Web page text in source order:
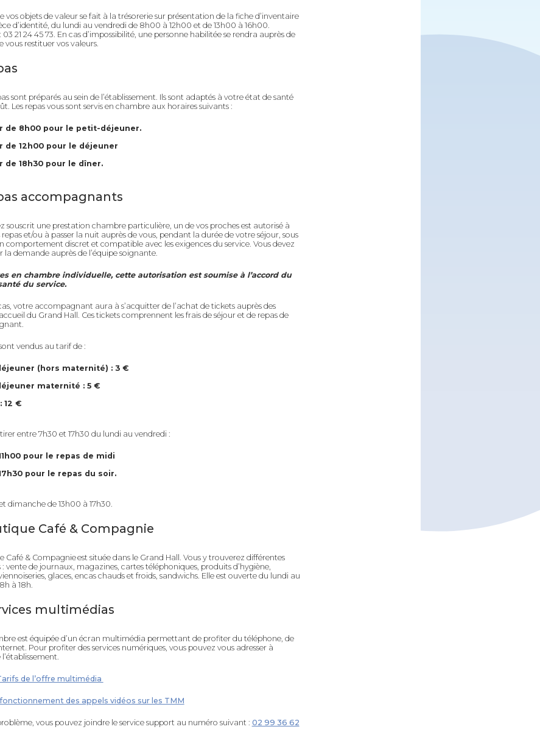
vos objets de valeur se fait à la trésorerie sur présentation de la fiche d’inventaire
d’identité, du lundi au vendredi de 8h00 à 12h00 et de 13h00 à 16h00.
03 21 24 45 73. En cas d’impossibilité, une personne habilitée se rendra auprès de
vous restituer vos valeurs.
sont préparés au sein de l’établissement. Ils sont adaptés à votre état de santé
Les repas vous sont servis en chambre aux horaires suivants :
de 8h00 pour le petit-déjeuner.
de 12h00 pour le déjeuner
de 18h30 pour le dîner.
accompagnants
souscrit une prestation chambre particulière, un de vos proches est autorisé à
repas et/ou à passer la nuit auprès de vous, pendant la durée de votre séjour, sous
comportement discret et compatible avec les exigences du service. Vous devez
la demande auprès de l’équipe soignante.
en chambre individuelle, cette autorisation est soumise à l’accord du
du service.
votre accompagnant aura à s’acquitter de l’achat de tickets auprès des
du Grand Hall. Ces tickets comprennent les frais de séjour et de repas de
vendus au tarif de :
(hors maternité) : 3 €
maternité : 5 €
12 €
entre 7h30 et 17h30 du lundi au vendredi :
pour le repas de midi
pour le repas du soir.
dimanche de 13h00 à 17h30.
Café & Compagnie
Café & Compagnie est située dans le Grand Hall. Vous y trouverez différentes
: vente de journaux, magazines, cartes téléphoniques, produits d’hygiène,
glaces, encas chauds et froids, sandwichs. Elle est ouverte du lundi au
à 18h.
multimédias
est équipée d’un écran multimédia permettant de profiter du téléphone, de
Pour profiter des services numériques, vous pouvez vous adresser à
l’établissement.
de l’offre multimédia
des appels vidéos sur les TMM
vous pouvez joindre le service support au numéro suivant : 02 99 36 62